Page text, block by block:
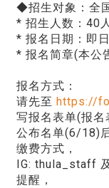
◆招生对象：全
* 招生人数：40
* 报名日期：即
* 报名简章(本公
报名方式：
请先至 https://
写报名表单(报名
公布名单(6/18)
缴费方式，
IG: thula_staff
提醒，